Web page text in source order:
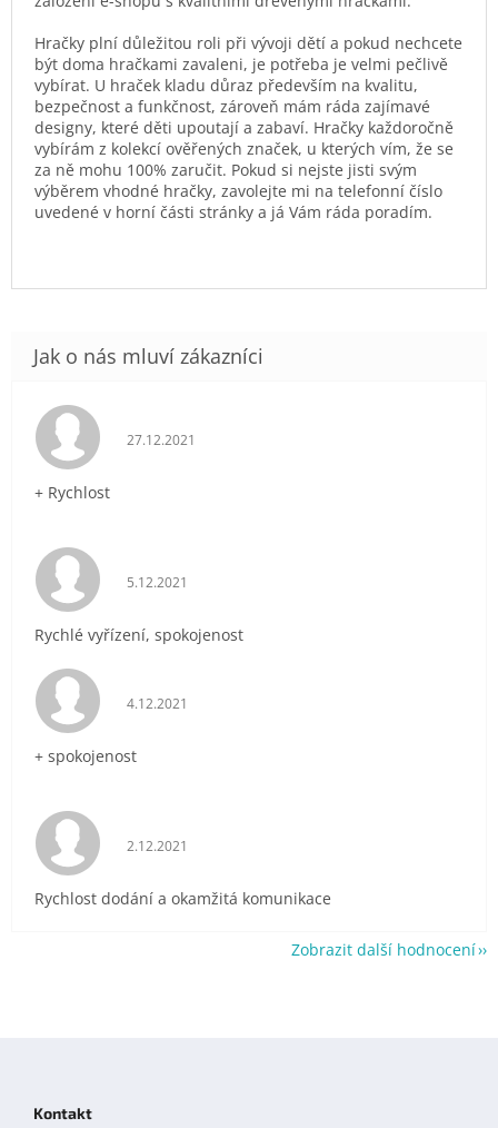
Hračky plní důležitou roli při vývoji dětí a pokud nechcete
být doma hračkami zavaleni, je potřeba je velmi pečlivě
vybírat. U hraček kladu důraz především na kvalitu,
bezpečnost a funkčnost, zároveň mám ráda zajímavé
designy, které děti upoutají a zabaví. Hračky každoročně
vybírám z kolekcí ověřených značek, u kterých vím, že se
za ně mohu 100% zaručit. Pokud si nejste jisti svým
výběrem vhodné hračky, zavolejte mi na telefonní číslo
uvedené v horní části stránky a já Vám ráda poradím.
Hodnocení obchodu je 5 z 5 hvězdiček.
27.12.2021
+ Rychlost
Hodnocení obchodu je 5 z 5 hvězdiček.
5.12.2021
Rychlé vyřízení, spokojenost
Hodnocení obchodu je 5 z 5 hvězdiček.
4.12.2021
+ spokojenost
Hodnocení obchodu je 5 z 5 hvězdiček.
2.12.2021
Rychlost dodání a okamžitá komunikace
Zobrazit další hodnocení
Kontakt